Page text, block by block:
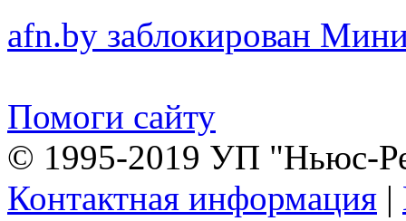
afn.by заблокирован
Помоги сайту
© 1995-2019 УП "Ньюс-
Контактная информация |